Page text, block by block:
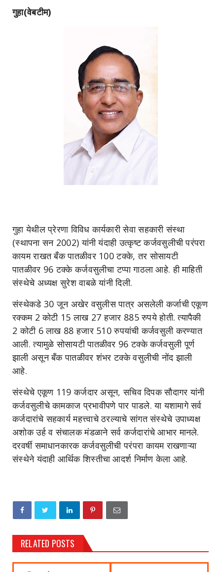
गुहा(वेबटीम)
गुहा येथील प्रेरणा विविध कार्यकारी सेवा सहकारी संस्था
(स्थापना सन 2002) यांनी यंदाही उत्कृष्ट कर्जवसुलीची परंपरा
कायम राखत बँक पातळीवर 100 टक्के, तर सोसायटी
पातळीवर 96 टक्के कर्जवसुलीचा टप्पा गाठला आहे. ही माहिती
संस्थेचे अध्यक्ष सुरेश वाबळे यांनी दिली.
संस्थेकडे 30 जून अखेर वसुलीस पात्र असलेली कर्जाची एकूण
रक्कम 2 कोटी 15 लाख 27 हजार 885 रुपये होती. त्यापैकी
2 कोटी 6 लाख 88 हजार 510 रुपयांची कर्जवसुली करण्यात
आली. त्यामुळे सोसायटी पातळीवर 96 टक्के कर्जवसुली पूर्ण
झाली असून बँक पातळीवर शंभर टक्के वसुलीची नोंद झाली
आहे.
संस्थेचे एकूण 119 कर्जदार असून, सचिव दिपक सौदागर यांनी
कर्जवसुलीचे कामकाज प्रभावीपणे पार पाडले. या यशामागे सर्व
कर्जदारांचे सहकार्य महत्त्वाचे ठरल्याचे सांगत संस्थेचे उपाध्यक्ष
अशोक उर्ह व संचालक मंडळाने सर्व कर्जदारांचे आभार मानले.
दरवर्षी समाधानकारक कर्जवसुलीची परंपरा कायम राखणाऱ्या
संस्थेने यंदाही आर्थिक शिस्तीचा आदर्श निर्माण केला आहे.
RELATED POSTS